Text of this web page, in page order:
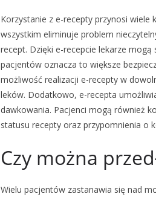
Korzystanie z e-recepty przynosi wiele
wszystkim eliminuje problem
recept. Dzięki e-recepcie lekarze
pacjentów oznacza to większe
możliwość realizacji e-recepty w
leków. Dodatkowo, e-recepta
dawkowania. Pacjenci mogą również
statusu recepty oraz przypomnienia o
Czy można
Wielu pacjentów zastanawia się nad